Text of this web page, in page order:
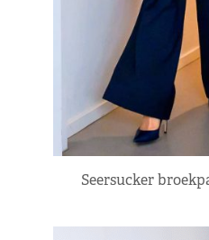
Seersucker